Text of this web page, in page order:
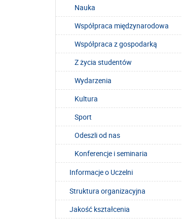
Nauka
Współpraca międzynarodowa
Współpraca z gospodarką
Z życia studentów
Wydarzenia
Kultura
Sport
Odeszli od nas
Konferencje i seminaria
Informacje o Uczelni
Struktura organizacyjna
Jakość kształcenia